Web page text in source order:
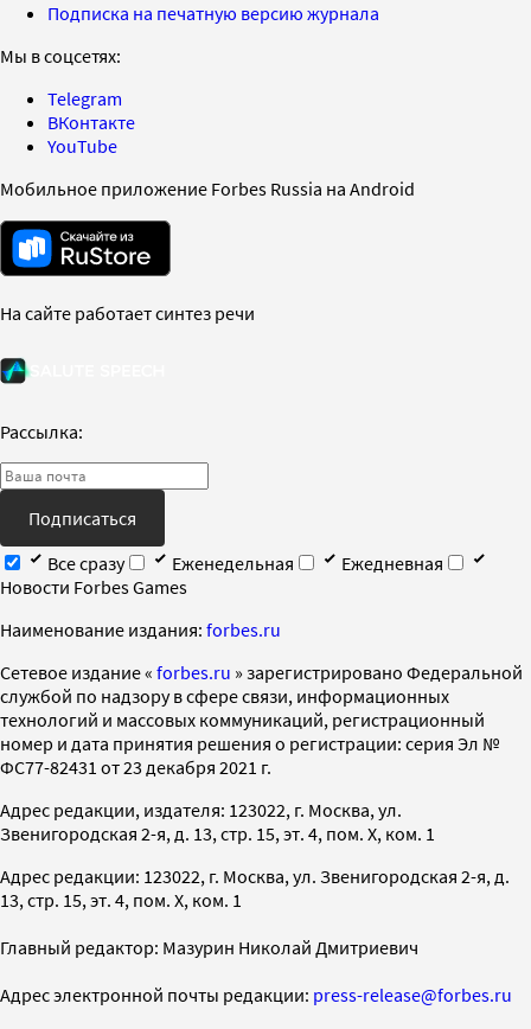
Подписка на печатную версию журнала
Мы в соцсетях:
Telegram
ВКонтакте
YouTube
Мобильное приложение Forbes Russia на Android
На сайте работает синтез речи
Рассылка:
Подписаться
Все сразу
Еженедельная
Ежедневная
Новости Forbes Games
Наименование издания: forbes.ru
Cетевое издание « forbes.ru » зарегистрировано Федеральной
службой по надзору в сфере связи, информационных
технологий и массовых коммуникаций, регистрационный
номер и дата принятия решения о регистрации: серия Эл №
ФС77-82431 от 23 декабря 2021 г.
Адрес редакции, издателя: 123022, г. Москва, ул.
Звенигородская 2-я, д. 13, стр. 15, эт. 4, пом. X, ком. 1
Адрес редакции: 123022, г. Москва, ул. Звенигородская 2-я, д.
13, стр. 15, эт. 4, пом. X, ком. 1
Главный редактор: Мазурин Николай Дмитриевич
Адрес электронной почты редакции: press-release@forbes.ru